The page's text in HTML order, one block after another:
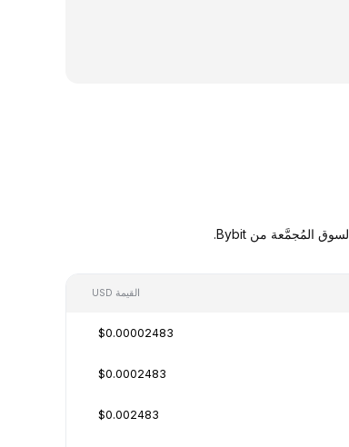
القيمة USD
$0.00002483
$0.0002483
$0.002483